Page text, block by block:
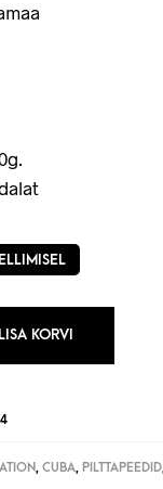
LISA KORVI
CUBA, PILTTAPEEDID,